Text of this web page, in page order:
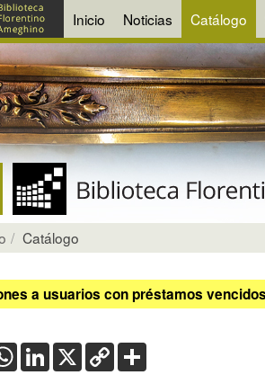
Inicio Noticias Catálogo
Catálogo
a usuarios con préstamos
WhatsApp
LinkedIn
X Copy
Link